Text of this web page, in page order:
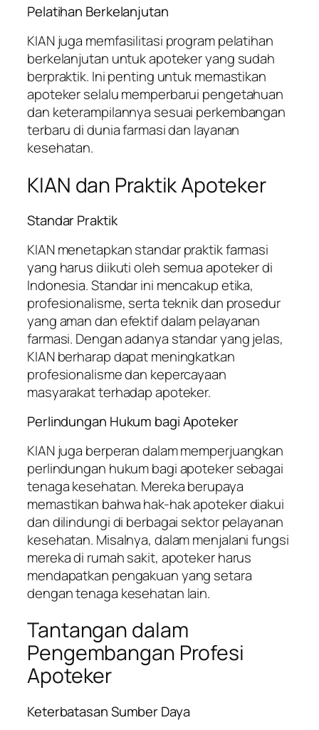
Pelatihan Berkelanjutan
KIAN juga memfasilitasi program pelatihan
berkelanjutan untuk apoteker yang sudah
berpraktik. Ini penting untuk memastikan
apoteker selalu memperbarui pengetahuan
dan keterampilannya sesuai perkembangan
terbaru di dunia farmasi dan layanan
kesehatan.
KIAN dan Praktik Apoteker
Standar Praktik
KIAN menetapkan standar praktik farmasi
yang harus diikuti oleh semua apoteker di
Indonesia. Standar ini mencakup etika,
profesionalisme, serta teknik dan prosedur
yang aman dan efektif dalam pelayanan
farmasi. Dengan adanya standar yang jelas,
KIAN berharap dapat meningkatkan
profesionalisme dan kepercayaan
masyarakat terhadap apoteker.
Perlindungan Hukum bagi Apoteker
KIAN juga berperan dalam memperjuangkan
perlindungan hukum bagi apoteker sebagai
tenaga kesehatan. Mereka berupaya
memastikan bahwa hak-hak apoteker diakui
dan dilindungi di berbagai sektor pelayanan
kesehatan. Misalnya, dalam menjalani fungsi
mereka di rumah sakit, apoteker harus
mendapatkan pengakuan yang setara
dengan tenaga kesehatan lain.
Tantangan dalam
Pengembangan Profesi
Apoteker
Keterbatasan Sumber Daya